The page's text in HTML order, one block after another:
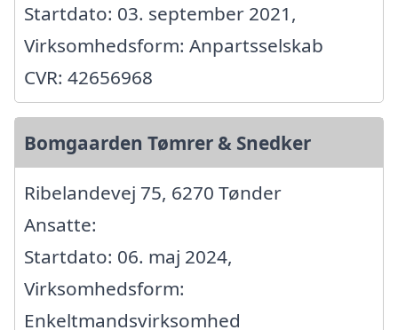
Startdato: 03. september 2021,
Virksomhedsform: Anpartsselskab
CVR: 42656968
Bomgaarden Tømrer & Snedker
Ribelandevej 75, 6270 Tønder
Ansatte:
Startdato: 06. maj 2024,
Virksomhedsform:
Enkeltmandsvirksomhed